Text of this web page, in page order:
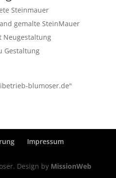
Steinmauer
gemalte SteinMauer
Neugestaltung
Gestaltung
blumoser.de"
Impressum
Design by MissionWeb